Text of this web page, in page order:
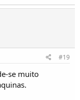
#19
se muito